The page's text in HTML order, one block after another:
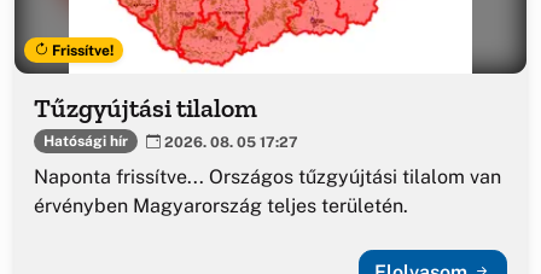
Frissítve!
Tűzgyújtási tilalom
Hatósági hír 2026. 08. 05 17:27
Naponta frissítve... Országos tűzgyújtási tilalom van
érvényben Magyarország teljes területén.